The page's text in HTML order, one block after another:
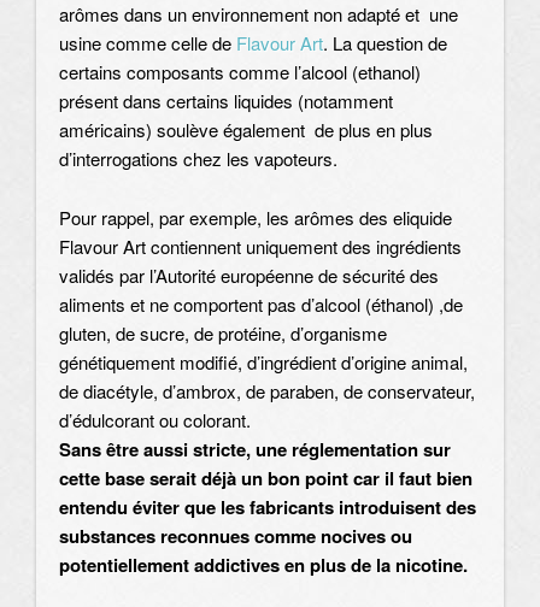
arômes dans un environnement non adapté et une
usine comme celle de Flavour Art. La question de
certains composants comme l’alcool (ethanol)
présent dans certains liquides (notamment
américains) soulève également de plus en plus
d’interrogations chez les vapoteurs.
Pour rappel, par exemple, les arômes des eliquide
Flavour Art contiennent uniquement des ingrédients
validés par l’Autorité européenne de sécurité des
aliments et ne comportent pas d’alcool (éthanol) ,de
gluten, de sucre, de protéine, d’organisme
génétiquement modifié, d’ingrédient d’origine animal,
de diacétyle, d’ambrox, de paraben, de conservateur,
d’édulcorant ou colorant.
Sans être aussi stricte, une réglementation sur
cette base serait déjà un bon point car il faut bien
entendu éviter que les fabricants introduisent des
substances reconnues comme nocives ou
potentiellement addictives en plus de la nicotine.